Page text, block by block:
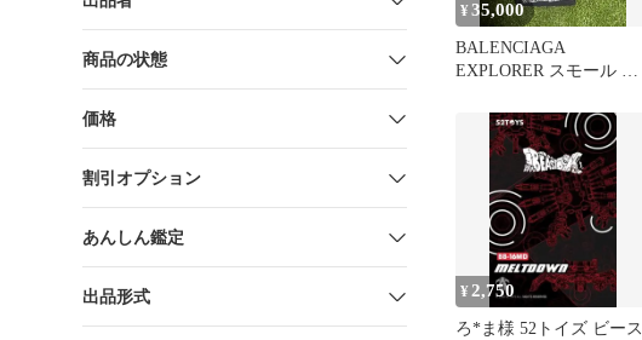
商品の状態
価格
割引オプション
あんしん鑑定
出品形式
¥35,000
BALENCIAGA
EXPLORER スモール ポ
¥ 2,750
ろ*ま様 52トイズ ビース